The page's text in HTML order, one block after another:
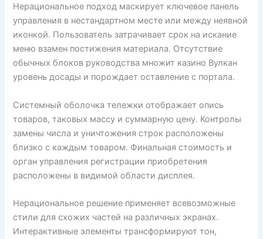
Нерациональное подход маскирует ключевое панель
управления в нестандартном месте или между неявной
иконкой. Пользователь затрачивает срок на искание
меню взамен постижения материала. Отсутствие
обычных блоков руководства множит казино Вулкан
уровень досады и порождает оставление с портала.
Системный оболочка тележки отображает опись
товаров, таковых массу и суммарную цену. Контролы
замены числа и уничтожения строк расположены
близко с каждым товаром. Финальная стоимость и
орган управления регистрации приобретения
расположены в видимой области дисплея.
Нерациональное решение применяет всевозможные
стили для схожих частей на различных экранах.
Интерактивные элементы трансформируют тон,